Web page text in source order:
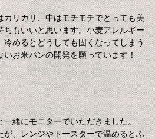
カリカリ、中はモチモチでとっても美
ちもいいと思います。小麦アレルギー
冷めるとどうしても固くなってしまう
お米パンの開発を願っています！
緒にモニターでいただきました。
が、レンジやトースターで温めるとふ